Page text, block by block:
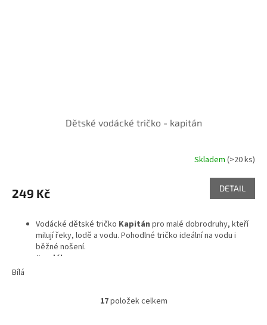
Dětské vodácké tričko - kapitán
Skladem (>20 ks)
249 Kč DETAIL
Vodácké dětské tričko Kapitán pro malé dobrodruhy, kteří
milují řeky, lodě a vodu. Pohodlné tričko ideální na vodu i
běžné nošení.
#vodák
Bílá
O
17položek celkem